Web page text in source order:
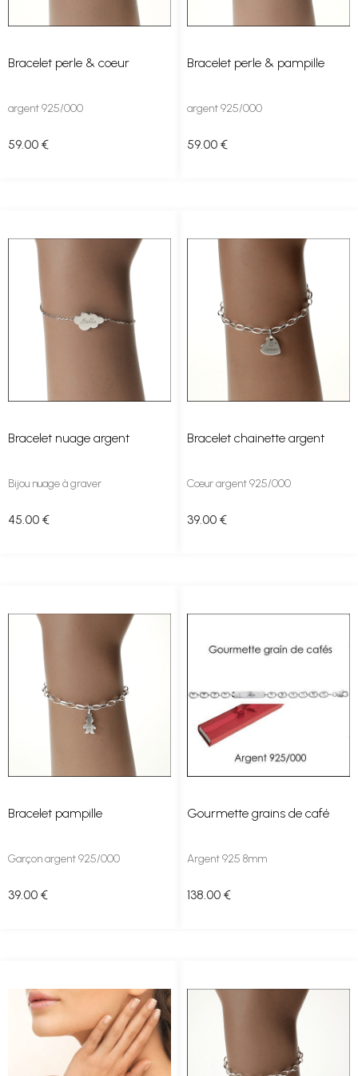
Bracelet perle & coeur
argent 925/000
59.00 €
Bracelet perle & pampille
argent 925/000
59.00 €
Bracelet nuage argent
Bijou nuage à graver
45 .00 €
Bracelet chainette argent
Cœur argent 925/000
39.00 €
Bracelet pampille
Garçon argent 925/000
39.00 €
Gourmette grains de café
Argent 925 8mm
138 .00 €